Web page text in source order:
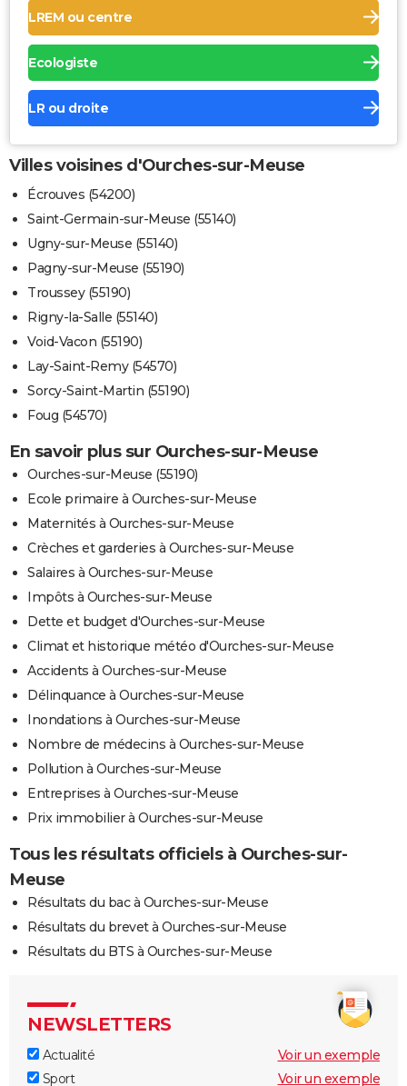
LREM ou centre
Ecologiste
LR ou droite
Villes voisines d'Ourches-sur-Meuse
Écrouves (54200)
Saint-Germain-sur-Meuse (55140)
Ugny-sur-Meuse (55140)
Pagny-sur-Meuse (55190)
Troussey (55190)
Rigny-la-Salle (55140)
Void-Vacon (55190)
Lay-Saint-Remy (54570)
Sorcy-Saint-Martin (55190)
Foug (54570)
En savoir plus sur Ourches-sur-Meuse
Ourches-sur-Meuse (55190)
Ecole primaire à Ourches-sur-Meuse
Maternités à Ourches-sur-Meuse
Crèches et garderies à Ourches-sur-Meuse
Salaires à Ourches-sur-Meuse
Impôts à Ourches-sur-Meuse
Dette et budget d'Ourches-sur-Meuse
Climat et historique météo d'Ourches-sur-Meuse
Accidents à Ourches-sur-Meuse
Délinquance à Ourches-sur-Meuse
Inondations à Ourches-sur-Meuse
Nombre de médecins à Ourches-sur-Meuse
Pollution à Ourches-sur-Meuse
Entreprises à Ourches-sur-Meuse
Prix immobilier à Ourches-sur-Meuse
Tous les résultats officiels à Ourches-sur-
Meuse
Résultats du bac à Ourches-sur-Meuse
Résultats du brevet à Ourches-sur-Meuse
Résultats du BTS à Ourches-sur-Meuse
NEWSLETTERS
Actualité
Voir un exemple
Sport
Voir un exemple